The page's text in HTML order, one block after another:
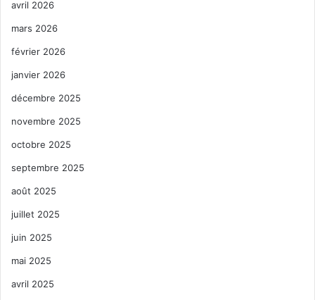
avril 2026
mars 2026
février 2026
janvier 2026
décembre 2025
novembre 2025
octobre 2025
septembre 2025
août 2025
juillet 2025
juin 2025
mai 2025
avril 2025